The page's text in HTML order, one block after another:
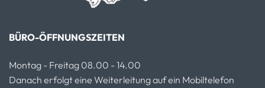
BÜRO-ÖFFNUNGSZEITEN
Montag - Freitag 08.00 - 14.00
Danach erfolgt eine Weiterleitung auf ein Mobiltelefon